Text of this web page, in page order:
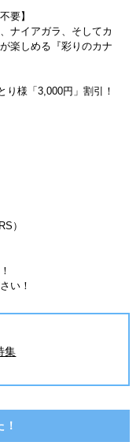
要】
ナイアガラ、そしてカ
楽しめる『彩りのカナ
り様「3,000円」割引！
）
い！
集